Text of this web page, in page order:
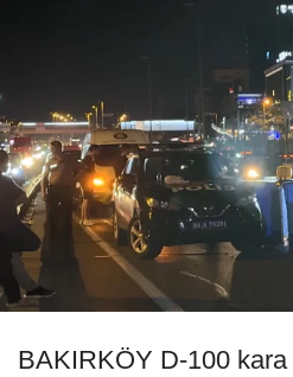
BAKIRKÖY D-100 kara